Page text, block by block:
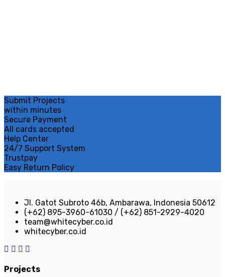
Submit Projects
within minutes
Secure Payment
All cards accepted
Help Center
24/7 Support System
Trustpay
Easy Return Policy
Jl. Gatot Subroto 46b, Ambarawa, Indonesia 50612
(+62) 895-3960-61030 / (+62) 851-2929-4020
team@whitecyber.co.id
whitecyber.co.id
Projects